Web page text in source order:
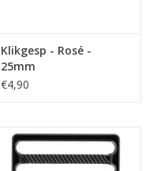
Klikgesp - Rosé -
25mm
€4,90